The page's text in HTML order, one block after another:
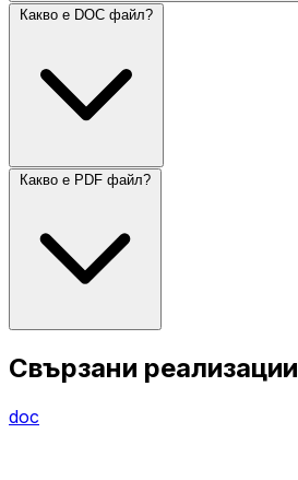
Какво е DOC файл?
Какво е PDF файл?
Свързани реализации
doc